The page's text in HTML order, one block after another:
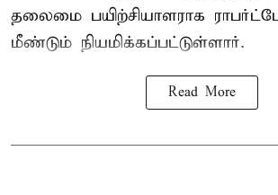
தலைமை பயிற்சியாளராக
மீண்டும் நியமிக்கப்பட்டுள்ளார்.
Read More